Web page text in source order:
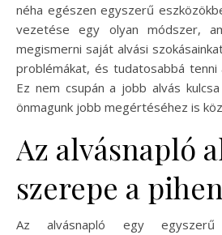
néha egészen egyszerű
vezetése egy olyan módszer,
megismerni saját alvási
problémákat, és tudatosabbá tenni
Ez nem csupán a jobb alvás
önmagunk jobb megértéséhez is
Az alvásnapló
szerepe a
Az alvásnapló egy egyszerű